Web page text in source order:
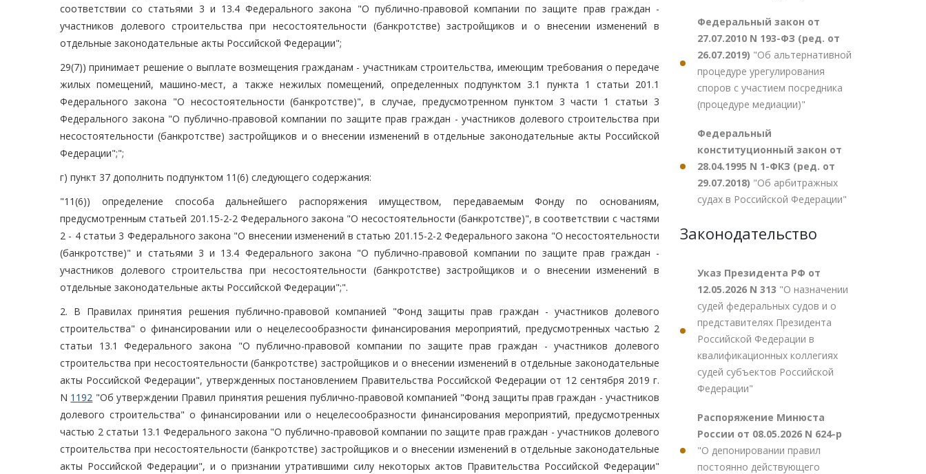
соответствии со статьями 3 и 13.4 Федерального закона "О публично-правовой компании по защите прав граждан -
участников долевого строительства при несостоятельности (банкротстве) застройщиков и о внесении изменений в
отдельные законодательные акты Российской Федерации";
29(7)) принимает решение о выплате возмещения гражданам - участникам строительства, имеющим требования о передаче
жилых помещений, машино-мест, а также нежилых помещений, определенных подпунктом 3.1 пункта 1 статьи 201.1
Федерального закона "О несостоятельности (банкротстве)", в случае, предусмотренном пунктом 3 части 1 статьи 3
Федерального закона "О публично-правовой компании по защите прав граждан - участников долевого строительства при
несостоятельности (банкротстве) застройщиков и о внесении изменений в отдельные законодательные акты Российской
Федерации";";
г) пункт 37 дополнить подпунктом 11(6) следующего содержания:
"11(6)) определение способа дальнейшего распоряжения имуществом, передаваемым Фонду по основаниям,
предусмотренным статьей 201.15-2-2 Федерального закона "О несостоятельности (банкротстве)", в соответствии с частями
2 - 4 статьи 3 Федерального закона "О внесении изменений в статью 201.15-2-2 Федерального закона "О несостоятельности
(банкротстве)" и статьями 3 и 13.4 Федерального закона "О публично-правовой компании по защите прав граждан -
участников долевого строительства при несостоятельности (банкротстве) застройщиков и о внесении изменений в
отдельные законодательные акты Российской Федерации";".
2. В Правилах принятия решения публично-правовой компанией "Фонд защиты прав граждан - участников долевого
строительства" о финансировании или о нецелесообразности финансирования мероприятий, предусмотренных частью 2
статьи 13.1 Федерального закона "О публично-правовой компании по защите прав граждан - участников долевого
строительства при несостоятельности (банкротстве) застройщиков и о внесении изменений в отдельные законодательные
акты Российской Федерации", утвержденных постановлением Правительства Российской Федерации от 12 сентября 2019 г.
N 1192 "Об утверждении Правил принятия решения публично-правовой компанией "Фонд защиты прав граждан - участников
долевого строительства" о финансировании или о нецелесообразности финансирования мероприятий, предусмотренных
частью 2 статьи 13.1 Федерального закона "О публично-правовой компании по защите прав граждан - участников долевого
строительства при несостоятельности (банкротстве) застройщиков и о внесении изменений в отдельные законодательные
акты Российской Федерации", и о признании утратившими силу некоторых актов Правительства Российской Федерации"
Федеральный закон от
27.07.2010 N 193-ФЗ (ред. от
26.07.2019) "Об альтернативной
процедуре урегулирования
споров с участием посредника
(процедуре медиации)"
Федеральный
конституционный закон от
28.04.1995 N 1-ФКЗ (ред. от
29.07.2018) "Об арбитражных
судах в Российской Федерации"
Законодательство
Указ Президента РФ от
12.05.2026 N 313 "О назначении
судей федеральных судов и о
представителях Президента
Российской Федерации в
квалификационных коллегиях
судей субъектов Российской
Федерации"
Распоряжение Минюста
России от 08.05.2026 N 624-р
"О депонировании правил
постоянно действующего